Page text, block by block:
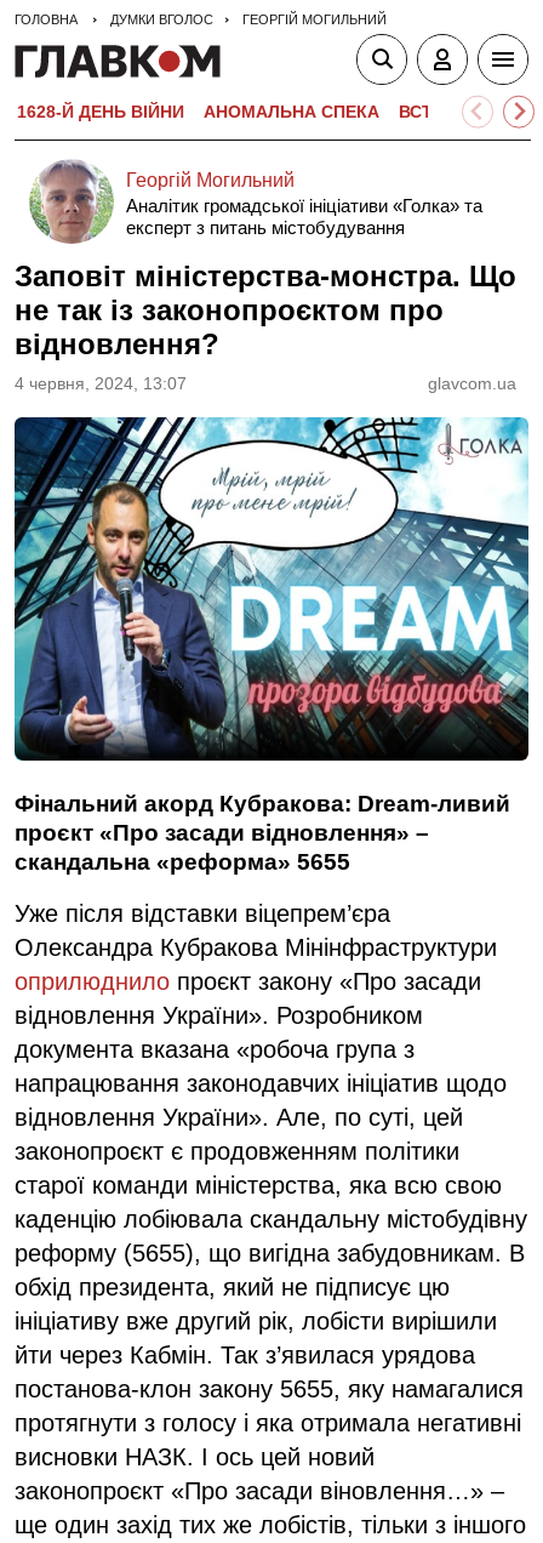
ГОЛОВНА ДУМКИ ВГОЛОС ГЕОРГІЙ МОГИЛЬНИЙ
1628-Й ДЕНЬ ВІЙНИ АНОМАЛЬНА СПЕКА ВСТУПНА
Георгій Могильний
Аналітик громадської ініціативи «Голка» та
експерт з питань містобудування
Заповіт міністерства-монстра. Що
не так із законопроєктом про
відновлення?
4 червня, 2024, 13:07 glavcom.ua
Фінальний акорд Кубракова: Dream-ливий
проєкт «Про засади відновлення» –
скандальна «реформа» 5655
Уже після відставки віцепрем’єра
Олександра Кубракова Мінінфраструктури
оприлюднило проєкт закону «Про засади
відновлення України». Розробником
документа вказана «робоча група з
напрацювання законодавчих ініціатив щодо
відновлення України». Але, по суті, цей
законопроєкт є продовженням політики
старої команди міністерства, яка всю свою
каденцію лобіювала скандальну містобудівну
реформу (5655), що вигідна забудовникам. В
обхід президента, який не підписує цю
ініціативу вже другий рік, лобісти вирішили
йти через Кабмін. Так з’явилася урядова
постанова-клон закону 5655, яку намагалися
протягнути з голосу і яка отримала негативні
висновки НАЗК. І ось цей новий
законопроєкт «Про засади віновлення…» –
ще один захід тих же лобістів, тільки з іншого